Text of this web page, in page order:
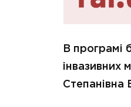
В програмі
інвазивних
Степанівна